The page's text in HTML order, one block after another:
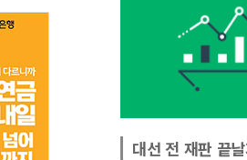
대선 전 재판 끝